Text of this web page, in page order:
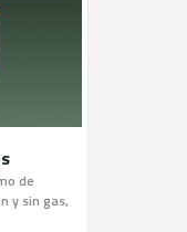
de
y sin gas,